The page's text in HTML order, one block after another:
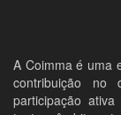
A Coimma é uma
contribuição no
participação